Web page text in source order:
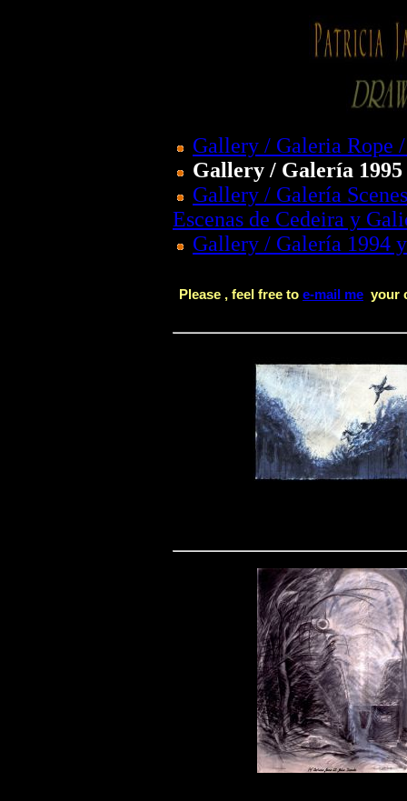
Gallery / Galeria Rope
Gallery / Galería 1995
Gallery / Galería
Escenas de Cedeira y
Gallery / Galería 1994
Please , feel free to e-mail me your